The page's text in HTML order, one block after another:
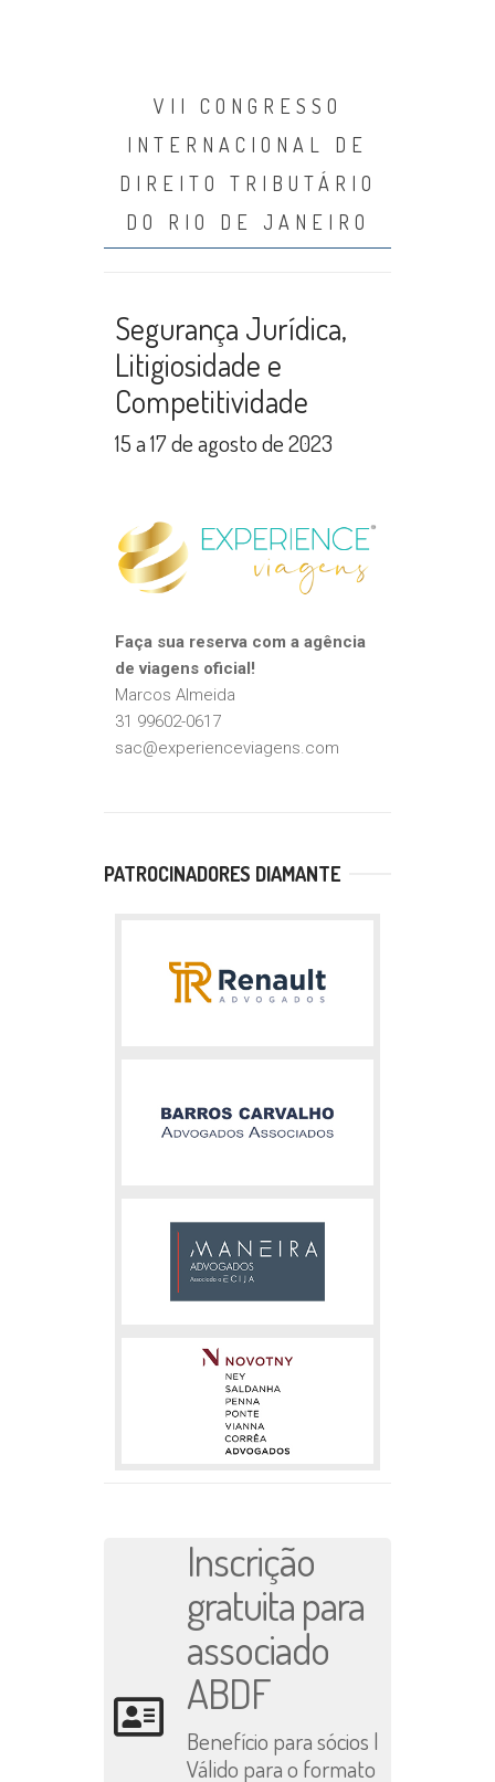
VII CONGRESSO
INTERNACIONAL DE
DIREITO TRIBUTÁRIO
DO RIO DE JANEIRO
Segurança Jurídica,
Litigiosidade e
Competitividade
15 a 17 de agosto de 2023
Faça sua reserva com a agência
de viagens oficial!
Marcos Almeida
31 99602-0617
sac@experienceviagens.com
PATROCINADORES DIAMANTE
Inscrição
gratuita para
associado
ABDF
Benefício para sócios |
Válido para o formato